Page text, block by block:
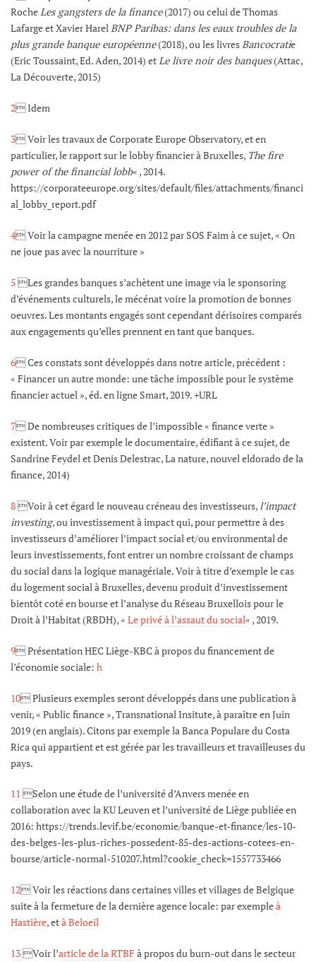
RocheLes gangsters de la finance(2017) ou celui de Thomas
Lafarge et Xavier HarelBNP Paribas: dans les eaux troubles de la
plus grande banque européenne(2018), ou les livresBancocratie
(Eric Toussaint, Ed. Aden, 2014) etLe livre noir des banques(Attac,
La Découverte, 2015)
2 Idem
3 Voir les travaux de Corporate Europe Observatory, et en
particulier, le rapport sur le lobby financier à Bruxelles, The fire
power of the financial lobb« , 2014.
https://corporateeurope.org/sites/default/files/attachments/financi
al_lobby_report.pdf
4 Voir la campagne menée en 2012 par SOS Faim à ce sujet, « On
ne joue pas avec la nourriture »
5Les grandes banques s’achètent une image via le sponsoring
d’événements culturels, le mécénat voire la promotion de bonnes
oeuvres. Les montants engagés sont cependant dérisoires comparés
aux engagements qu’elles prennent en tant que banques.
6 Ces constats sont développés dans notre article, précédent :
« Financer un autre monde: une tâche impossible pour le système
financier actuel », éd. en ligne Smart, 2019. +URL
7 De nombreuses critiques de l’impossible « finance verte »
existent. Voir par exemple le documentaire, édifiant à ce sujet, de
Sandrine Feydel et Denis Delestrac, La nature, nouvel eldorado de la
finance, 2014)
8Voir à cet égard le nouveau créneau des investisseurs, l’impact
investing, ou investissement à impact qui, pour permettre à des
investisseurs d’améliorer l’impact social et/ou environmental de
leurs investissements, font entrer un nombre croissant de champs
du social dans la logique managériale. Voir à titre d’exemple le cas
du logement social à Bruxelles, devenu produit d’investissement
bientôt coté en bourse et l’analyse du Réseau Bruxellois pour le
Droit à l’Habitat (RBDH), « Le privé à l’assaut du social« , 2019.
9 Présentation HEC Liège-KBC à propos du financement de
l’économie sociale: h
10 Plusieurs exemples seront développés dans une publication à
venir, « Public finance », Transnational Insitute, à paraître en Juin
2019 (en anglais). Citons par exemple la Banca Populare du Costa
Rica qui appartient et est gérée par les travailleurs et travailleuses du
pays.
11 Selon une étude de l’université d’Anvers menée en
collaboration avec la KU Leuven et l’université de Liège publiée en
2016: https://trends.levif.be/economie/banque-et-finance/les-10-
des-belges-les-plus-riches-possedent-85-des-actions-cotees-en-
bourse/article-normal-510207.html?cookie_check=1557733466
12 Voir les réactions dans certaines villes et villages de Belgique
suite à la fermeture de la dernière agence locale: par exempleà
Hastière, età Beloeil
13Voir l’article de la RTBF à propos du burn-out dans le secteur